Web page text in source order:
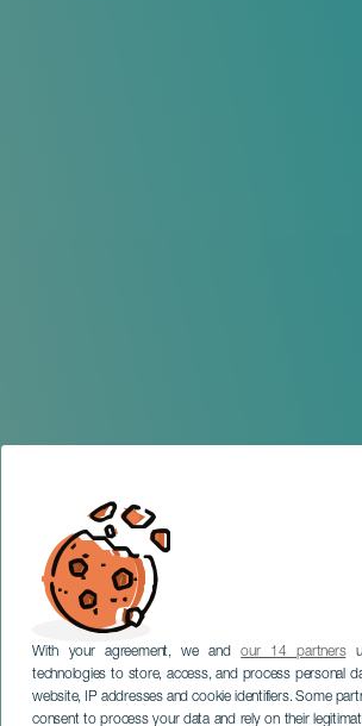
With your agreement, we andour 14 partners
technologies to store, access, and process personal
website, IP addresses and cookie identifiers. Some
consent to process your data and rely on their